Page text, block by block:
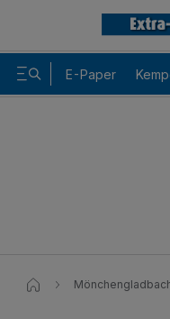
E-Paper